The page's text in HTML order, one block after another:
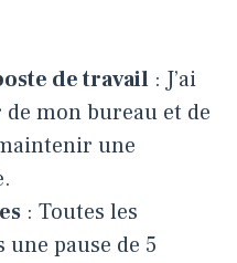
de travail : J’ai
mon bureau et de
une
: Toutes les
pause de 5